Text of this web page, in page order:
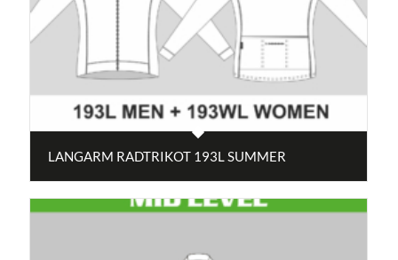
LANGARM RADTRIKOT 193L SUMMER